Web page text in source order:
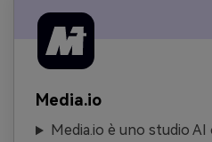
Media.io
Media.io è uno studio